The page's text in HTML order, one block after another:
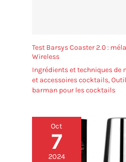
Test Barsys Coaster 2.0 :
Wireless
Ingrédients et techniques de
et accessoires cocktails,
barman pour les cocktails
Oct
7
2024